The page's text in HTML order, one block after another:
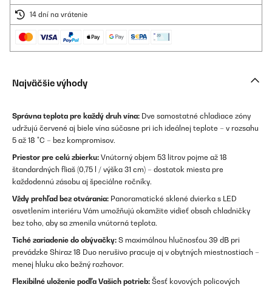
14 dní na vrátenie
Najväčšie výhody
Správna teplota pre každý druh vína: Dve samostatné chladiace zóny
udržujú červené aj biele vína súčasne pri ich ideálnej teplote – v rozsahu
5 až 18 °C – bez kompromisov.
Priestor pre celú zbierku: Vnútorný objem 53 litrov pojme až 18
štandardných fliaš (0,75 l / výška 31 cm) – dostatok miesta pre
každodennú zásobu aj špeciálne ročníky.
Vždy prehľad bez otvárania: Panoramatické sklené dvierka s LED
osvetlením interiéru Vám umožňujú okamžite vidieť obsah chladničky
bez toho, aby sa zmenila vnútorná teplota.
Tiché zariadenie do obývačky: S maximálnou hlučnosťou 39 dB pri
prevádzke Shiraz 18 Duo nerušivo pracuje aj v obytných miestnostiach –
menej hluku ako bežný rozhovor.
Flexibilné uloženie podľa Vašich potrieb: Šesť kovových policových